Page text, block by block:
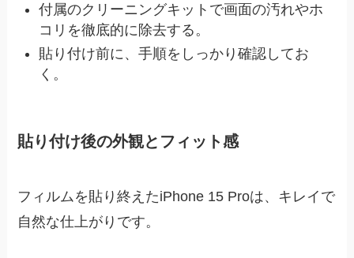
付属のクリーニングキットで画面の汚れやホ
コリを徹底的に除去する。
貼り付け前に、手順をしっかり確認してお
く。
貼り付け後の外観とフィット感
フィルムを貼り終えたiPhone 15 Proは、キレイで
自然な仕上がりです。